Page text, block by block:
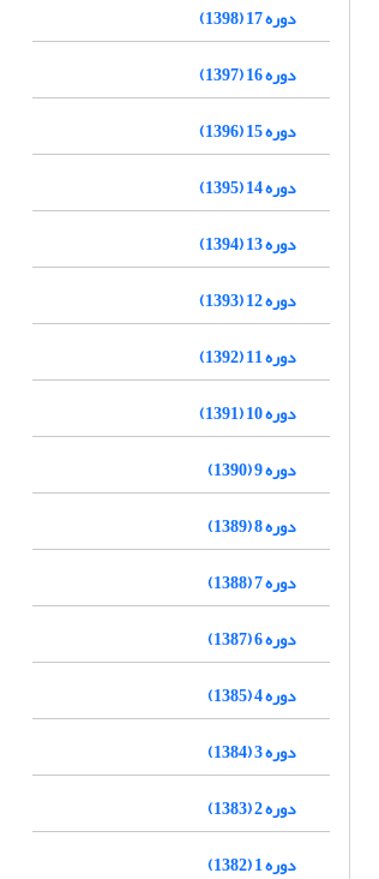
دوره 17 (1398)
دوره 16 (1397)
دوره 15 (1396)
دوره 14 (1395)
دوره 13 (1394)
دوره 12 (1393)
دوره 11 (1392)
دوره 10 (1391)
دوره 9 (1390)
دوره 8 (1389)
دوره 7 (1388)
دوره 6 (1387)
دوره 4 (1385)
دوره 3 (1384)
دوره 2 (1383)
دوره 1 (1382)